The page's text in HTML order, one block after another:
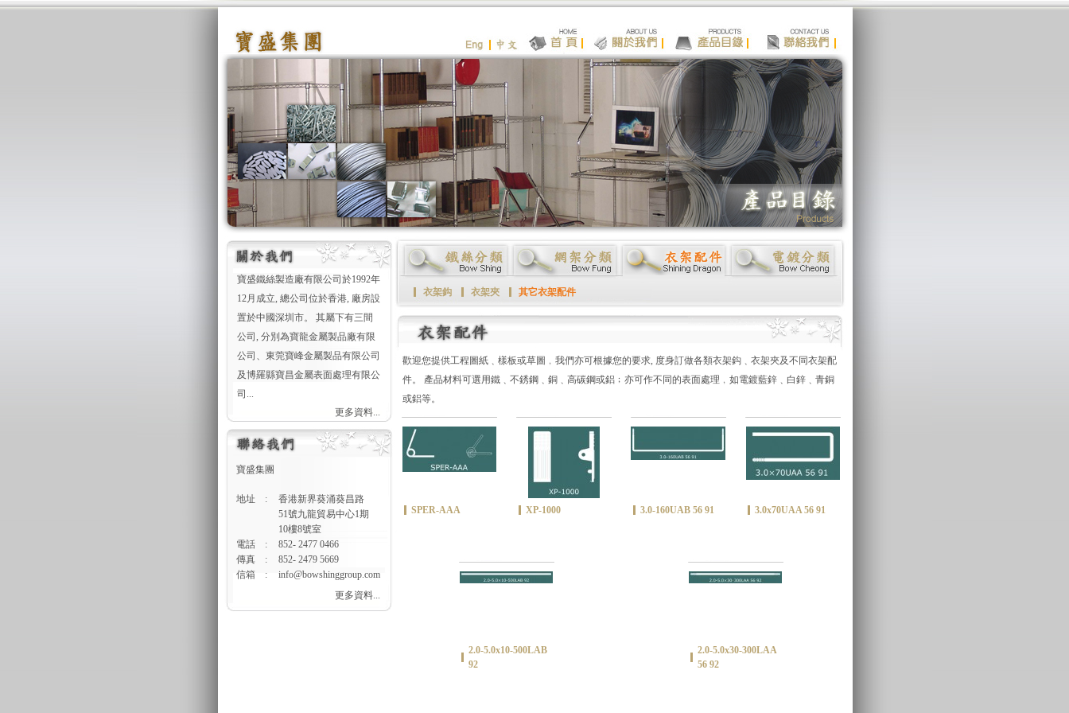
寶盛鐵絲製造廠有限公司於1992年
12月成立, 總公司位於香港, 廠房設
置於中國深圳市。 其屬下有三間
公司, 分別為寶龍金屬製品廠有限
公司、東莞寶峰金屬製品有限公司
及博羅縣寶昌金屬表面處理有限公
司...
更多資料...
寶盛集團
地址 :
香港新界葵涌葵昌路
51號九龍貿易中心1期
10樓8號室
電話
:
852- 2477 0466
傳真
:
852- 2479 5669
信箱
:
info@bowshinggroup.com
更多資料...
衣架鈎 衣架夾 其它衣架配件
歡迎您提供工程圖紙﹑樣板或草圖﹐我們亦可根據您的要求, 度身訂做各類衣架鈎﹑衣架夾及不同衣架配
件。 產品材料可選用鐵﹑不銹鋼﹑銅﹑高碳鋼或鋁﹔亦可作不同的表面處理﹐如電鍍藍鋅﹑白鋅﹑青銅
或鋁等。
SPER-AAA XP-1000 3.0-160UAB 56 91 3.0x70UAA 56 91
2.0-5.0x10-500LAB
92
2.0-5.0x30-300LAA
56 92